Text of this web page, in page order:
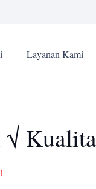
Layanan Kami